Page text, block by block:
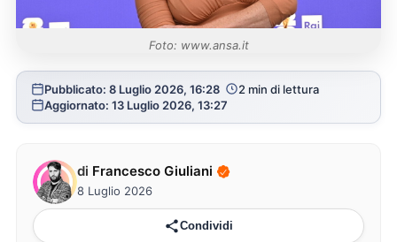
Foto: www.ansa.it
Pubblicato: 8 Luglio 2026, 16:28
2 min di lettura
Aggiornato: 13 Luglio 2026, 13:27
di Francesco Giuliani
8 Luglio 2026
Condividi